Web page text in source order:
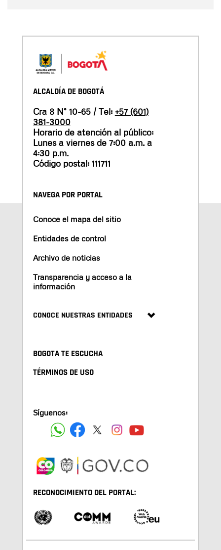
ALCALDÍA DE BOGOTÁ
Cra 8 N° 10-65 / Tel: +57 (601)
381-3000
Horario de atención al público:
Lunes a viernes de 7:00 a.m. a
4:30 p.m.
Código postal: 111711
NAVEGA POR PORTAL
Conoce el mapa del sitio
Entidades de control
Archivo de noticias
Transparencia y acceso a la
información
CONOCE NUESTRAS ENTIDADES
BOGOTA TE ESCUCHA
TÉRMINOS DE USO
Síguenos:
RECONOCIMIENTO DEL PORTAL: